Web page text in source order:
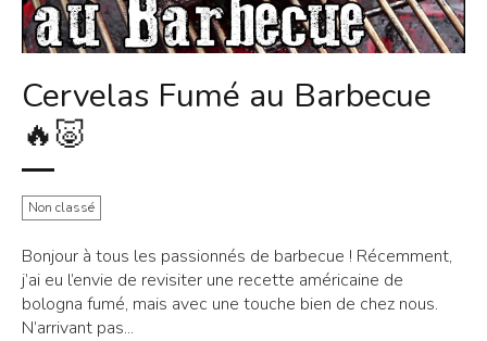
Cervelas Fumé au Barbecue
🔥🐷
Non classé
Bonjour à tous les passionnés de barbecue ! Récemment,
j’ai eu l’envie de revisiter une recette américaine de
bologna fumé, mais avec une touche bien de chez nous.
N’arrivant pas...